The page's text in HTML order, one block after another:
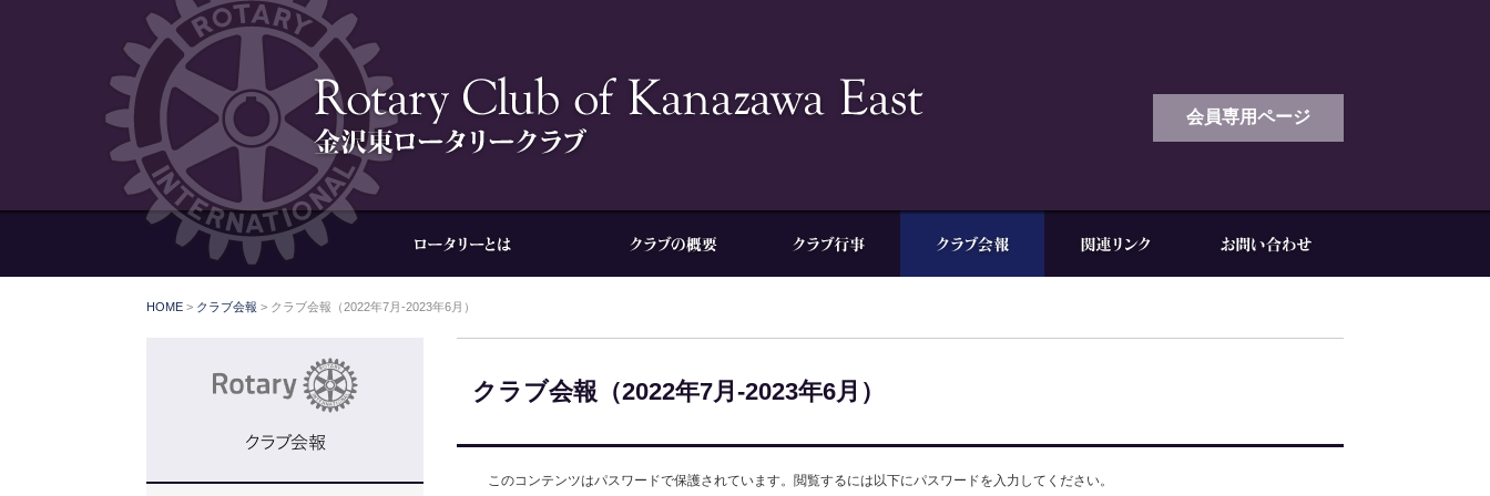
会員専用ページ
HOME > クラブ会報 > クラブ会報（2022年7月-2023年6月）
クラブ会報（2022年7月-2023年6月）
このコンテンツはパスワードで保護されています。閲覧するには以下にパスワードを入力してください。